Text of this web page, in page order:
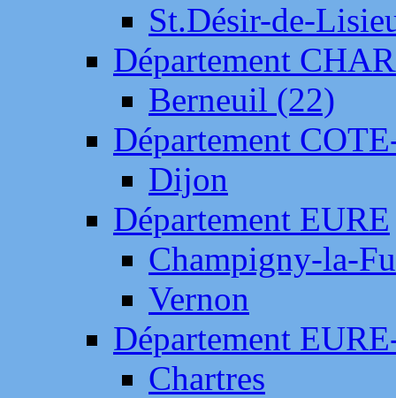
St.Désir-de-
Département
Berneuil (22)
Département
Dijon
Département EURE
Champigny-la-
Vernon
Département
Chartres